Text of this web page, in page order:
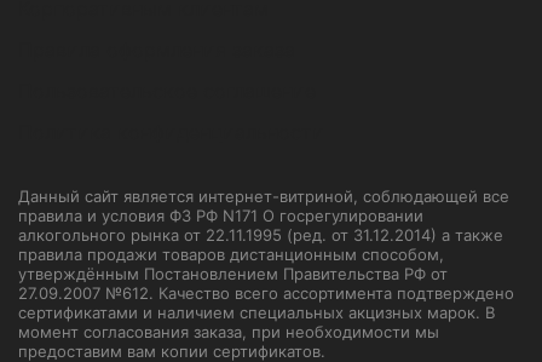
Данный сайт является интернет-витриной, соблюдающей все
правила и условия ФЗ РФ N171 О госрегулировании
алкогольного рынка от 22.11.1995 (ред. от 31.12.2014) а также
правила продажи товаров дистанционным способом,
утверждённым Постановлением Правительства РФ от
27.09.2007 №612. Качество всего ассортимента подтверждено
сертификатами и наличием специальных акцизных марок. В
момент согласования заказа, при необходимости мы
предоставим вам копии сертификатов.